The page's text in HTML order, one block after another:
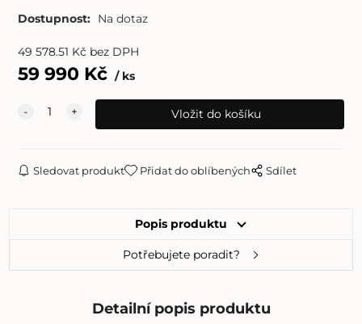
Dostupnost: Na dotaz
49 578.51 Kč bez DPH
59 990 Kč ks
Sledovat produkt Přidat do oblíbených Sdílet
Popis produktu
Potřebujete poradit?
Detailní popis produktu